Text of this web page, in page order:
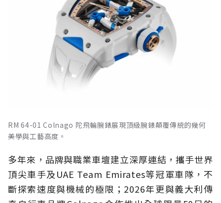
RM 64-01 Colnago 陀飛輪腕錶展現頂級腕錶顛覆傳統的幾何
美學與工藝高度。
多年來，品牌與職業車壇建立深厚連結，攜手世界
頂尖車手及UAE Team Emirates等冠軍車隊，不
斷探索速度與機械的極限；2026年更與義大利傳